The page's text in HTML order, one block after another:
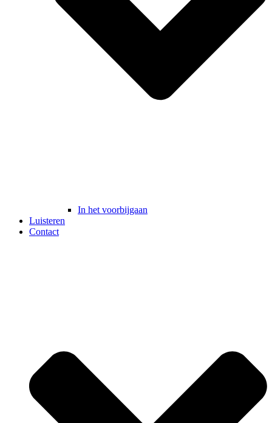
In het voorbijgaan
Luisteren
Contact